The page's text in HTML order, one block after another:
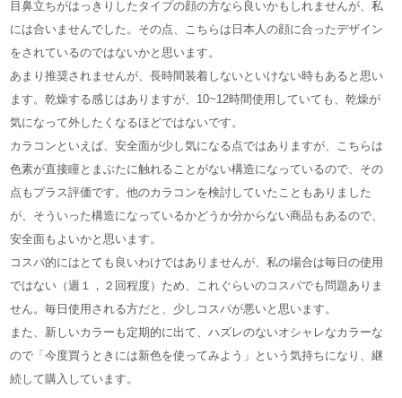
目鼻立ちがはっきりしたタイプの顔の方なら良いかもしれませんが、私
には合いませんでした。その点、こちらは日本人の顔に合ったデザイン
をされているのではないかと思います。
あまり推奨されませんが、長時間装着しないといけない時もあると思い
ます。乾燥する感じはありますが、10~12時間使用していても、乾燥が
気になって外したくなるほどではないです。
カラコンといえば、安全面が少し気になる点ではありますが、こちらは
色素が直接瞳とまぶたに触れることがない構造になっているので、その
点もプラス評価です。他のカラコンを検討していたこともありました
が、そういった構造になっているかどうか分からない商品もあるので、
安全面もよいかと思います。
コスパ的にはとても良いわけではありませんが、私の場合は毎日の使用
ではない（週１，２回程度）ため、これぐらいのコスパでも問題ありま
せん。毎日使用される方だと、少しコスパが悪いと思います。
また、新しいカラーも定期的に出て、ハズレのないオシャレなカラーな
ので「今度買うときには新色を使ってみよう」という気持ちになり、継
続して購入しています。